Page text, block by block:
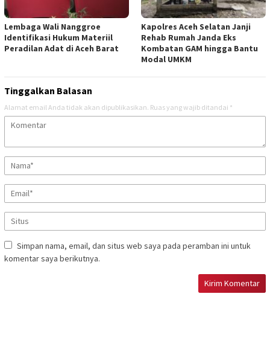
Lembaga Wali Nanggroe
Identifikasi Hukum Materiil
Peradilan Adat di Aceh Barat
Kapolres Aceh Selatan Janji
Rehab Rumah Janda Eks
Kombatan GAM hingga Bantu
Modal UMKM
Tinggalkan Balasan
Alamat email Anda tidak akan dipublikasikan. Ruas yang wajib ditandai *
Simpan nama, email, dan situs web saya pada peramban ini untuk
komentar saya berikutnya.